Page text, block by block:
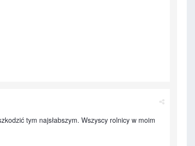
tym najsłabszym. Wszyscy rolnicy w moim